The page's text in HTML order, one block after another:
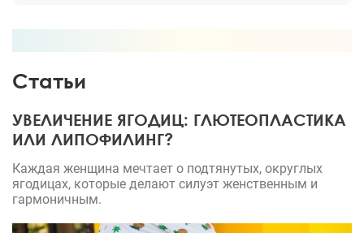
Статьи
УВЕЛИЧЕНИЕ ЯГОДИЦ: ГЛЮТЕОПЛАСТИКА
ИЛИ ЛИПОФИЛИНГ?
Каждая женщина мечтает о подтянутых, округлых
ягодицах, которые делают силуэт женственным и
гармоничным.